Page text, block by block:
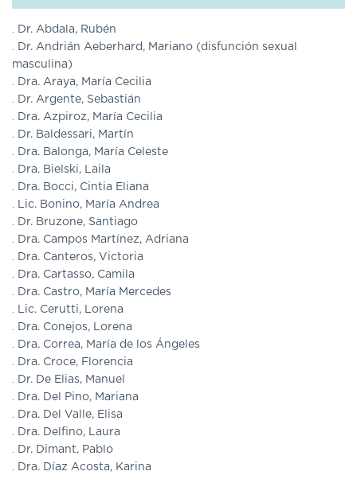
AUTOGESTIÓN
CENTRAL
DE
TURNOS
|
5031-
4100
TURNOS
Y
RECETAS
ONLINE
Dr. Abdala, Rubén
Dr. Andrián Aeberhard, Mariano (disfunción sexual
masculina)
Dra. Araya, María Cecilia
Dr. Argente, Sebastián
Dra. Azpiroz, María Cecilia
Dr. Baldessari, Martín
Dra. Balonga, María Celeste
Dra. Bielski, Laila
Dra. Bocci, Cintia Eliana
Lic. Bonino, María Andrea
Dr. Bruzone, Santiago
Dra. Campos Martínez, Adriana
Dra. Canteros, Victoria
Dra. Cartasso, Camila
Dra. Castro, María Mercedes
Lic. Cerutti, Lorena
Dra. Conejos, Lorena
Dra. Correa, María de los Ángeles
Dra. Croce, Florencia
Dr. De Elias, Manuel
Dra. Del Pino, Mariana
Dra. Del Valle, Elisa
Dra. Delfino, Laura
Dr. Dimant, Pablo
Dra. Díaz Acosta, Karina